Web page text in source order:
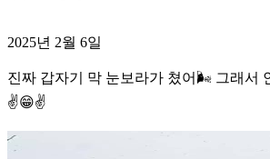
2025년 2월 6일
진짜 갑자기 막 눈보라가 쳤어🌬️ 그래서
✌️😁✌️